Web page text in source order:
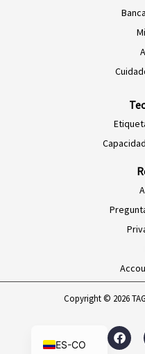
Copyright © 2026
F
a
ES-CO
FR